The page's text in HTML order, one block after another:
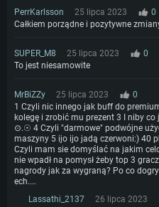
PerrKarlsson 25 lipca 2023
0
Całkiem porządne i pozytywne
SUPER_M8 25 lipca 2023
0
To jest niesamowite
MrBiZZy 25 lipca 2023
0
1 Czyli nic innego jak buff do
kolegę i zrobić mu prezent 3 I niby
⊙.☉ 4 Czyli "darmowe" podwójne
maszyny 5 ijo ijo jadą czerwoni:) 40
Czyli mam sie domyślać na jakim
nie wpadł na pomysł żeby top 3
nagrody jak za wygraną? Po co
ech....
Lassathi_2137
26 lipca 2023